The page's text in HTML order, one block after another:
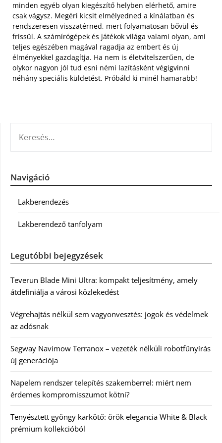
minden egyéb olyan kiegészítő helyben elérhető, amire
csak vágysz. Megéri kicsit elmélyedned a kínálatban és
rendszeresen visszatérned, mert folyamatosan bővül és
frissül. A számírógépek és játékok világa valami olyan, ami
teljes egészében magával ragadja az embert és új
élményekkel gazdagítja. Ha nem is életvitelszerűen, de
olykor nagyon jól tud esni némi lazításként végigvinni
néhány speciális küldetést. Próbáld ki minél hamarabb!
Navigáció
Lakberendezés
Lakberendező tanfolyam
Legutóbbi bejegyzések
Teverun Blade Mini Ultra: kompakt teljesítmény, amely
átdefiniálja a városi közlekedést
Végrehajtás nélkül sem vagyonvesztés: jogok és védelmek
az adósnak
Segway Navimow Terranox – vezeték nélküli robotfűnyírás
új generációja
Napelem rendszer telepítés szakemberrel: miért nem
érdemes kompromisszumot kötni?
Tenyésztett gyöngy karkötő: örök elegancia White & Black
prémium kollekcióból